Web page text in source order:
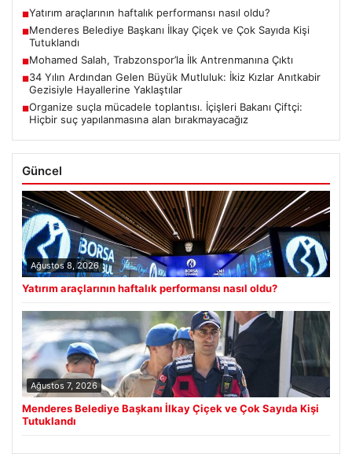
■Yatırım araçlarının haftalık performansı nasıl oldu?
■Menderes Belediye Başkanı İlkay Çiçek ve Çok Sayıda Kişi
Tutuklandı
■Mohamed Salah, Trabzonspor’la İlk Antrenmanına Çıktı
■34 Yılın Ardından Gelen Büyük Mutluluk: İkiz Kızlar Anıtkabir
Gezisiyle Hayallerine Yaklaştılar
■Organize suçla mücadele toplantısı. İçişleri Bakanı Çiftçi:
Hiçbir suç yapılanmasına alan bırakmayacağız
Güncel
Ağustos 8, 2026
Yatırım araçlarının haftalık performansı nasıl oldu?
Ağustos 7, 2026
Menderes Belediye Başkanı İlkay Çiçek ve Çok Sayıda Kişi
Tutuklandı